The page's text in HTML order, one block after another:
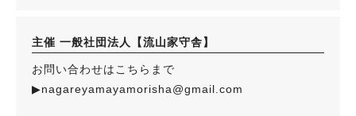
主催 一般社団法人【流山家守舎】
お問い合わせはこちらまで
▶︎nagareyamayamorisha@gmail.com